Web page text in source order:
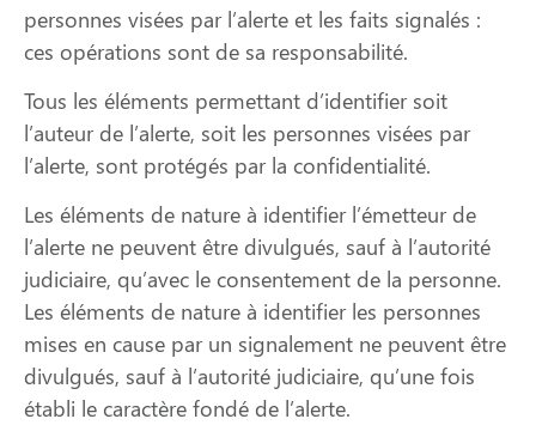
personnes visées par l’alerte et les faits signalés :
ces opérations sont de sa responsabilité.
Tous les éléments permettant d’identifier soit
l’auteur de l’alerte, soit les personnes visées par
l’alerte, sont protégés par la confidentialité.
Les éléments de nature à identifier l’émetteur de
l’alerte ne peuvent être divulgués, sauf à l’autorité
judiciaire, qu’avec le consentement de la personne.
Les éléments de nature à identifier les personnes
mises en cause par un signalement ne peuvent être
divulgués, sauf à l’autorité judiciaire, qu’une fois
établi le caractère fondé de l’alerte.